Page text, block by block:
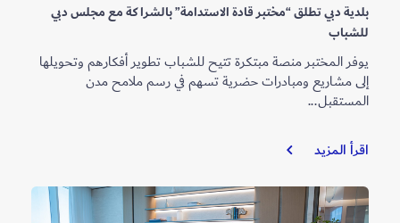
بلدية دبي تطلق “مختبر قادة الاستدامة” بالشراكة مع مجلس دبي
للشباب
يوفر المختبر منصة مبتكرة تتيح للشباب تطوير أفكارهم وتحويلها
إلى مشاريع ومبادرات حضرية تسهم في رسم ملامح مدن
المستقبل...
اقرأ المزيد
بلدية
تطلق
“مختبر